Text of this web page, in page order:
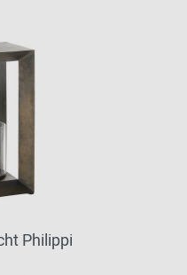
Philippi